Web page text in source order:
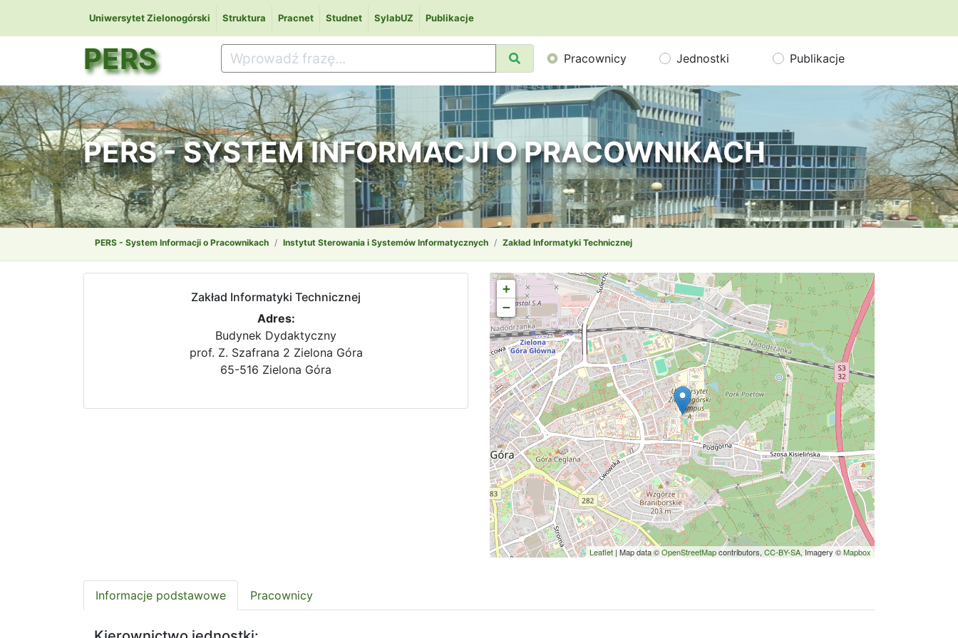
Uniwersytet Zielonogórski Struktura Pracnet Studnet SylabUZ Publikacje
PERS Pracownicy Jednostki Publikacje
PERS - SYSTEM INFORMACJI O PRACOWNIKACH
PERS - System Informacji o Pracownikach Instytut Sterowania i Systemów Informatycznych Zakład Informatyki Technicznej
Zakład Informatyki Technicznej
Adres:
Budynek Dydaktyczny
prof. Z. Szafrana 2 Zielona Góra
65-516 Zielona Góra
+
−
Leaflet| Map data ©OpenStreetMapcontributors, CC-BY-SA, Imagery ©Mapbox
Informacje podstawowe Pracownicy